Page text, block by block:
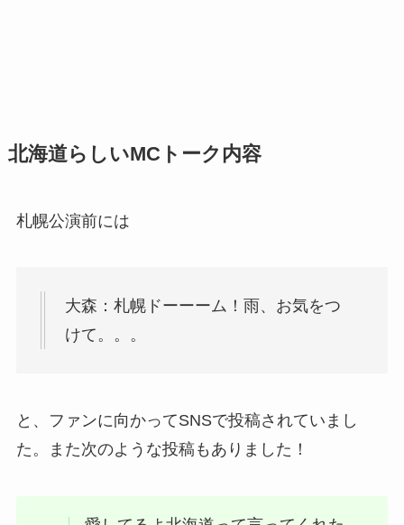
北海道らしいMCトーク内容
札幌公演前には
大森：札幌ドーーーム！雨、お気をつ
けて。。。
と、ファンに向かってSNSで投稿されていまし
た。また次のような投稿もありました！